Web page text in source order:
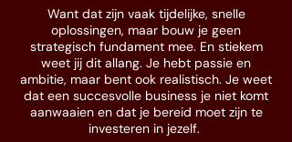
Want dat zijn vaak tijdelijke, snelle
oplossingen, maar bouw je geen
strategisch fundament mee. En stiekem
weet jij dit allang. Je hebt passie en
ambitie, maar bent ook realistisch. Je weet
dat een succesvolle business je niet komt
aanwaaien en dat je bereid moet zijn te
investeren in jezelf.